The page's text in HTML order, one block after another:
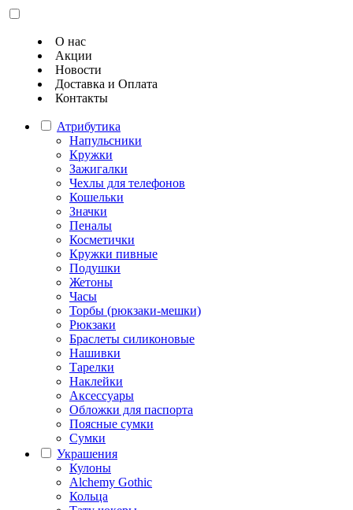
О нас
Акции
Новости
Доставка и Оплата
Контакты
Атрибутика
Напульсники
Кружки
Зажигалки
Чехлы для телефонов
Кошельки
Значки
Пеналы
Косметички
Кружки пивные
Подушки
Жетоны
Часы
Торбы (рюкзаки-мешки)
Рюкзаки
Браслеты силиконовые
Нашивки
Тарелки
Наклейки
Аксессуары
Обложки для паспорта
Поясные сумки
Сумки
Украшения
Кулоны
Alchemy Gothic
Кольца